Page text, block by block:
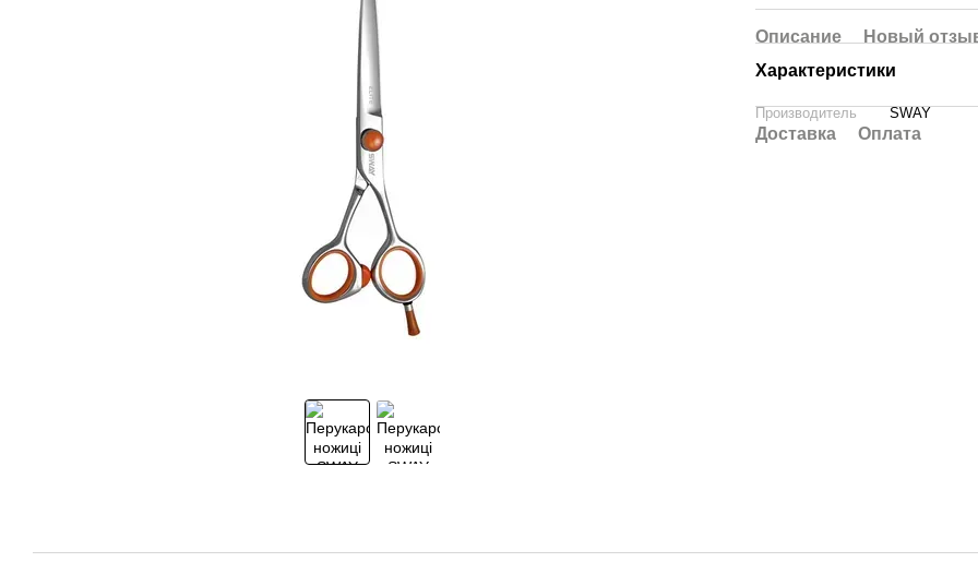
Описание
Новый
Характеристики
Производитель SWAY
Доставка Оплата